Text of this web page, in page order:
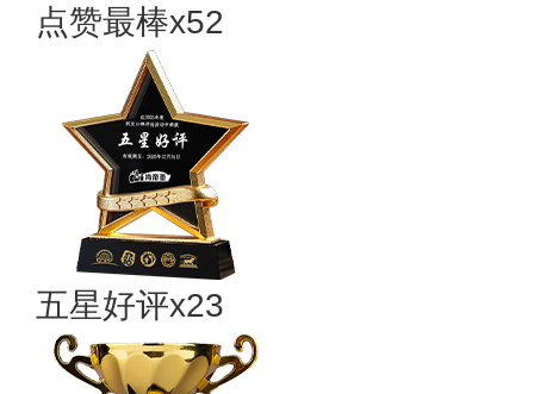
点赞最棒x52
五星好评x23